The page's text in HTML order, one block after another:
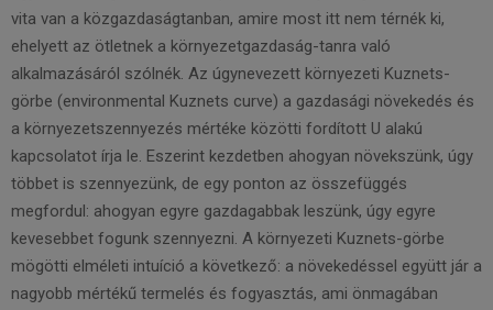
vita van a közgazdaságtanban, amire most itt nem térnék ki,
ehelyett az ötletnek a környezetgazdaság-tanra való
alkalmazásáról szólnék. Az úgynevezett környezeti Kuznets-
görbe (environmental Kuznets curve) a gazdasági növekedés és
a környezetszennyezés mértéke közötti fordított U alakú
kapcsolatot írja le. Eszerint kezdetben ahogyan növekszünk, úgy
többet is szennyezünk, de egy ponton az összefüggés
megfordul: ahogyan egyre gazdagabbak leszünk, úgy egyre
kevesebbet fogunk szennyezni. A környezeti Kuznets-görbe
mögötti elméleti intuíció a következő: a növekedéssel együtt jár a
nagyobb mértékű termelés és fogyasztás, ami önmagában